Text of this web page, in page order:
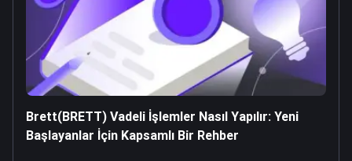
Brett(BRETT) Vadeli İşlemler Nasıl Yapılır: Yeni
Başlayanlar İçin Kapsamlı Bir Rehber